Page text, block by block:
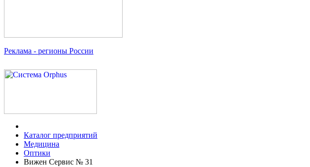
Реклама - регионы России
Каталог предприятий
Медицина
Оптики
Вижен Сервис № 31